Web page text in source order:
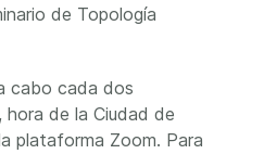
de Topología
cabo cada dos
hora de la Ciudad de
plataforma Zoom. Para